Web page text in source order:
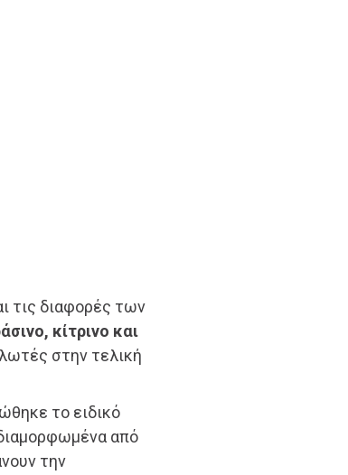
τις διαφορές των
κίτρινο και
στην τελική
το ειδικό
από
την